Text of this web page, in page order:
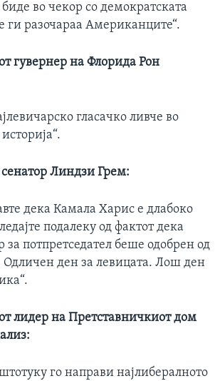
во чекор со демократската
ги разочараа Американците“.
гувернер на Флорида Рон
гласачко ливче во
Линдзи Грем:
дека Камала Харис е длабоко
подалеку од фактот дека
за потпретседател беше одобрен од
ден за левицата. Лош ден
лидер на Претставничкиот дом
го направи најлибералното